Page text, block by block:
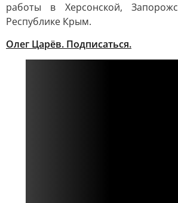
работы в Херсонской,
Республике Крым.
Олег Царёв. Подписаться.